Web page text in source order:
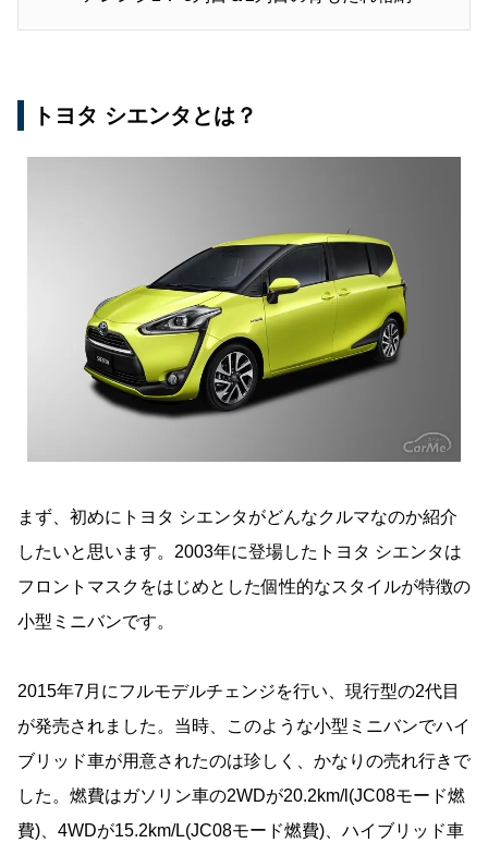
トヨタ シエンタとは？
まず、初めにトヨタ シエンタがどんなクルマなのか紹介
したいと思います。2003年に登場したトヨタ シエンタは
フロントマスクをはじめとした個性的なスタイルが特徴の
小型ミニバンです。
2015年7月にフルモデルチェンジを行い、現行型の2代目
が発売されました。当時、このような小型ミニバンでハイ
ブリッド車が用意されたのは珍しく、かなりの売れ行きで
した。燃費はガソリン車の2WDが20.2km/l(JC08モード燃
費)、4WDが15.2km/L(JC08モード燃費)、ハイブリッド車